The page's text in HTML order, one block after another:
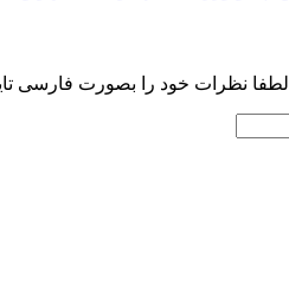
لطفا نظرات خود را بصورت فارسی